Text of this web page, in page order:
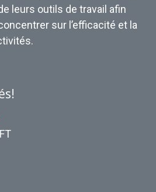
leurs outils de travail afin
sur l’efficacité et la